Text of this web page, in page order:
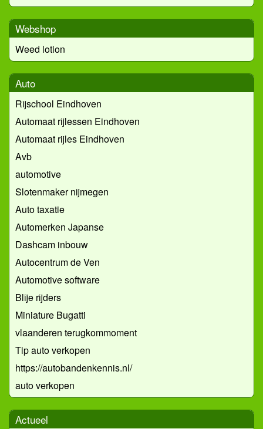
Webshop
Weed lotion
Auto
Rijschool Eindhoven
Automaat rijlessen Eindhoven
Automaat rijles Eindhoven
Avb
automotive
Slotenmaker nijmegen
Auto taxatie
Automerken Japanse
Dashcam inbouw
Autocentrum de Ven
Automotive software
Blije rijders
Miniature Bugatti
vlaanderen terugkommoment
Tip auto verkopen
https://autobandenkennis.nl/
auto verkopen
Actueel